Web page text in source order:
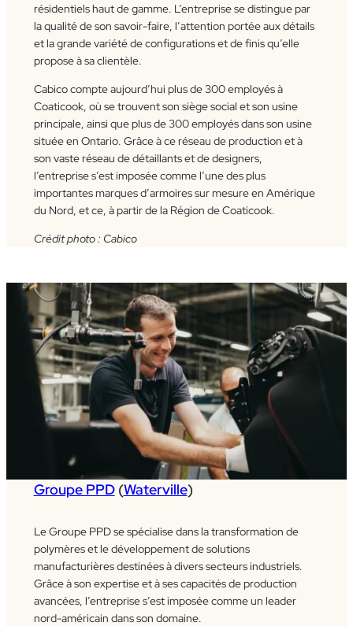
résidentiels haut de gamme. L’entreprise se distingue par
la qualité de son savoir-faire, l’attention portée aux détails
et la grande variété de configurations et de finis qu’elle
propose à sa clientèle.
Cabico compte aujourd’hui plus de 300 employés à
Coaticook, où se trouvent son siège social et son usine
principale, ainsi que plus de 300 employés dans son usine
située en Ontario. Grâce à ce réseau de production et à
son vaste réseau de détaillants et de designers,
l’entreprise s’est imposée comme l’une des plus
importantes marques d’armoires sur mesure en Amérique
du Nord, et ce, à partir de la Région de Coaticook.
Crédit photo : Cabico
Groupe PPD(Waterville)
Le Groupe PPD se spécialise dans la transformation de
polymères et le développement de solutions
manufacturières destinées à divers secteurs industriels.
Grâce à son expertise et à ses capacités de production
avancées, l’entreprise s’est imposée comme un leader
nord-américain dans son domaine.